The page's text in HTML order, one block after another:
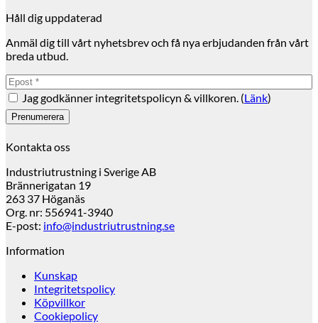
Håll dig uppdaterad
Anmäl dig till vårt nyhetsbrev och få nya erbjudanden från vårt
breda utbud.
Jag godkänner integritetspolicyn & villkoren. (Länk)
Kontakta oss
Industriutrustning i Sverige AB
Brännerigatan 19
263 37 Höganäs
Org. nr: 556941-3940
E-post: info@industriutrustning.se
Information
Kunskap
Integritetspolicy
Köpvillkor
Cookiepolicy